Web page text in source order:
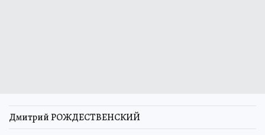
Дмитрий РОЖДЕСТВЕНСКИЙ